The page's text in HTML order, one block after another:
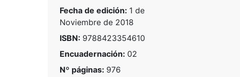
Fecha de edición: 1 de
Noviembre de 2018
ISBN: 9788423354610
Encuadernación: 02
Nº páginas: 976